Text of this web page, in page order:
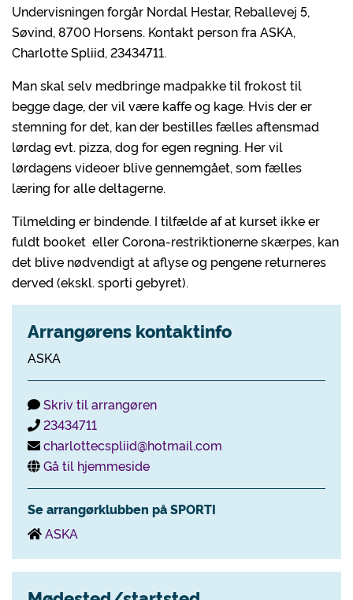
Undervisningen forgår Nordal Hestar, Reballevej 5,
Søvind, 8700 Horsens. Kontakt person fra ASKA,
Charlotte Spliid, 23434711.
Man skal selv medbringe madpakke til frokost til
begge dage, der vil være kaffe og kage. Hvis der er
stemning for det, kan der bestilles fælles aftensmad
lørdag evt. pizza, dog for egen regning. Her vil
lørdagens videoer blive gennemgået, som fælles
læring for alle deltagerne.
Tilmelding er bindende. I tilfælde af at kurset ikke er
fuldt booket eller Corona-restriktionerne skærpes, kan
det blive nødvendigt at aflyse og pengene returneres
derved (ekskl. sporti gebyret).
Arrangørens kontaktinfo
ASKA
Skriv til arrangøren
23434711
charlottecspliid@hotmail.com
Gå til hjemmeside
Se arrangørklubben på SPORTI
ASKA